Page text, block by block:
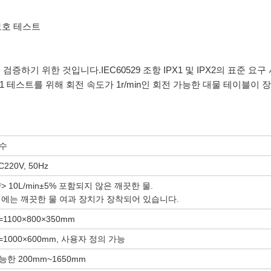
테스트
증하기 위한 것입니다.IEC60529 조항 IPX1 및 IPX2의 표준 요
스트를 위해 회전 속도가 1r/min인 회전 가능한 대물 테이블이
50Hz
10L/min±5% 포함되지 않은 깨끗한 물.
는 깨끗한 물 여과 장치가 장착되어 있습니다.
사용자 정의 가능
한 200mm~1650mm